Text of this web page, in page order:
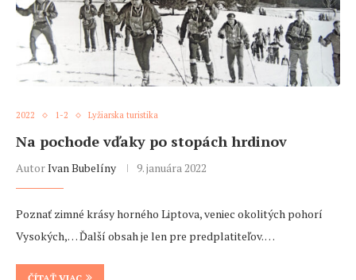
2022 1-2 Lyžiarska turistika
Na pochode vďaky po stopách hrdinov
AutorIvan Bubelíny 9. januára 2022
Poznať zimné krásy horného Liptova, veniec okolitých pohorí
Vysokých,… Ďalší obsah je len pre predplatiteľov. …